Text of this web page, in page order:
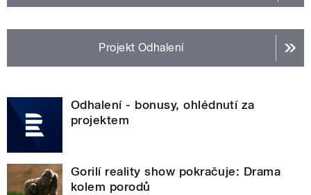
Projekt Odhalení
Odhalení - bonusy, ohlédnutí za
projektem
Gorilí reality show pokračuje: Drama
kolem porodů